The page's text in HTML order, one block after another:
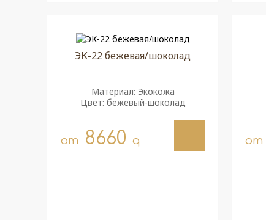
ЭК-22 бежевая/шоколад
Материал: Экокожа
Цвет: бежевый-шоколад
от 8660 q от